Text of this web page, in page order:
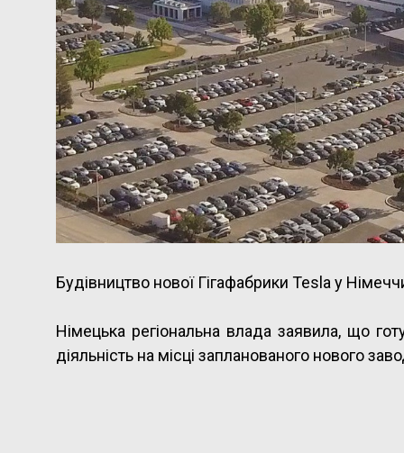
Будівництво нової Гігафабрики Tesla у
Німецька регіональна влада заявила, що
діяльність на місці запланованого нового